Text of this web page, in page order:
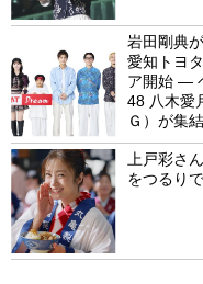
岩田剛典
愛知トヨ
ア開始 ―
48 八木愛
Ｇ）が集
上戸彩さ
をつるり